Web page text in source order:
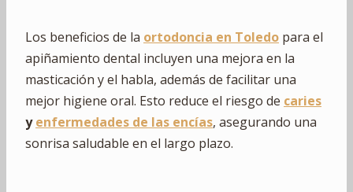
Los beneficios de la ortodoncia en Toledo para el
apiñamiento dental incluyen una mejora en la
masticación y el habla, además de facilitar una
mejor higiene oral. Esto reduce el riesgo de caries
yenfermedades de las encías, asegurando una
sonrisa saludable en el largo plazo.